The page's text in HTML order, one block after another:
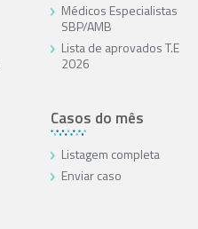
Médicos Especialistas
SBP/AMB
Lista de aprovados T.E
2026
Casos do mês
Listagem completa
Enviar caso